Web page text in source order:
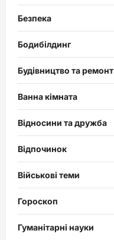
Безпека
Бодибілдинг
Будівництво та ремонт
Ванна кімната
Відносини та дружба
Відпочинок
Військові теми
Гороскоп
Гуманітарні науки